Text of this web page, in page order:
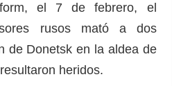
el 7 de febrero, el
rusos mató a dos
de Donetsk en la aldea de
heridos.